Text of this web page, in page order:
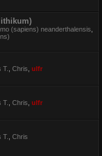
(sapiens) neanderthalensis
T. Chris ulfr
T. Chris ulfr
T.
Chris